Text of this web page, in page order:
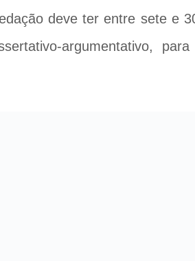
deve ter entre sete e
argumentativo,